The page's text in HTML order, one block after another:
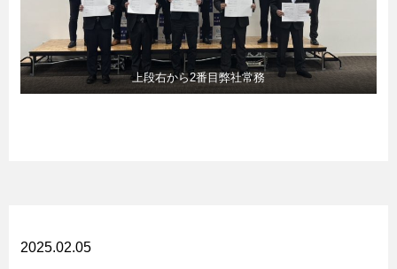
上段右から2番目弊社常務
2025.02.05